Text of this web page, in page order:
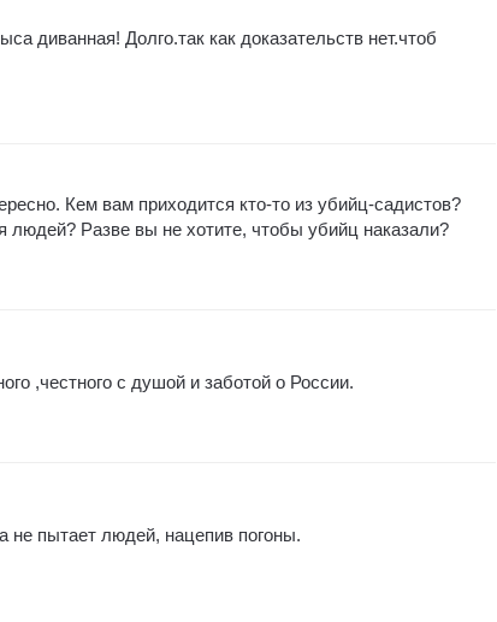
диванная! Долго.так как доказательств нет.чтоб
Кем вам приходится кто-то из убийц-садистов?
Разве вы не хотите, чтобы убийц наказали?
,честного с душой и заботой о России.
не пытает людей, нацепив погоны.